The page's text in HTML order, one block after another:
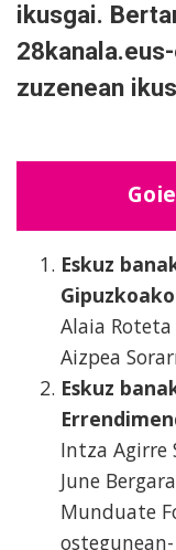
ikusgai.
zuzenean
Eskuz
Alaia
Aizpea
Eskuz
Intza Agirre
June
Munduate
ostegunean-